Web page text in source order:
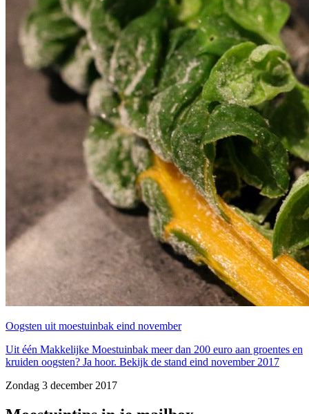
Oogsten uit moestuinbak eind november
Uit één Makkelijke Moestuinbak meer dan 200 euro aan groentes en
kruiden oogsten? Ja hoor. Bekijk de stand eind november 2017
Zondag 3 december 2017